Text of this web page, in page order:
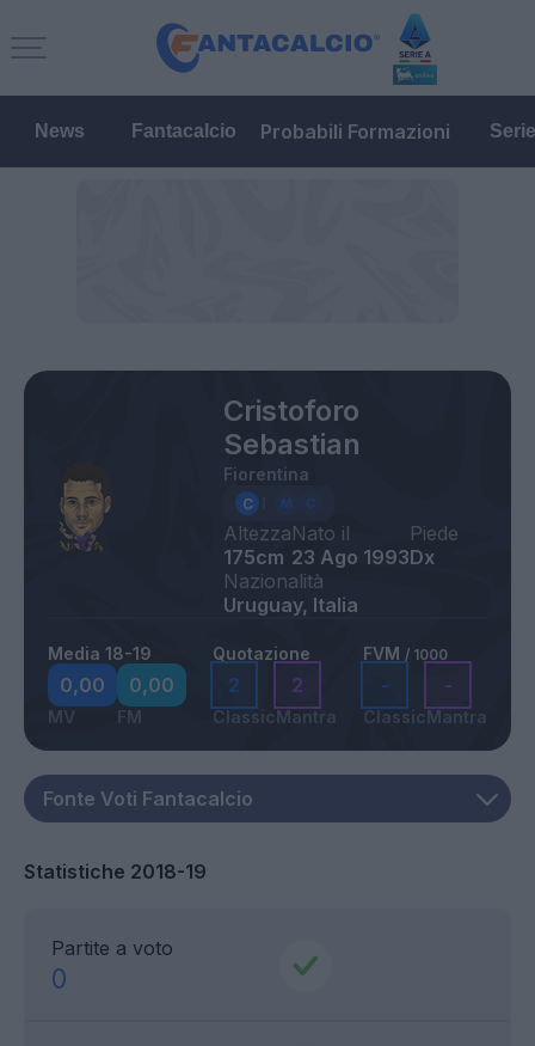
News Fantacalcio Probabili Formazioni
Cristoforo
Sebastian
Fiorentina
Altezza
175cm
Nato il
23 Ago 1993
Piede
Dx
Nazionalità
Uruguay, Italia
Media 18-19
0,00
MV
0,00
FM
Quotazione
2
Classic
2
Mantra
FVM / 1000
-
Classic
-
Mantra
Statistiche 2018-19
Partite a voto
0